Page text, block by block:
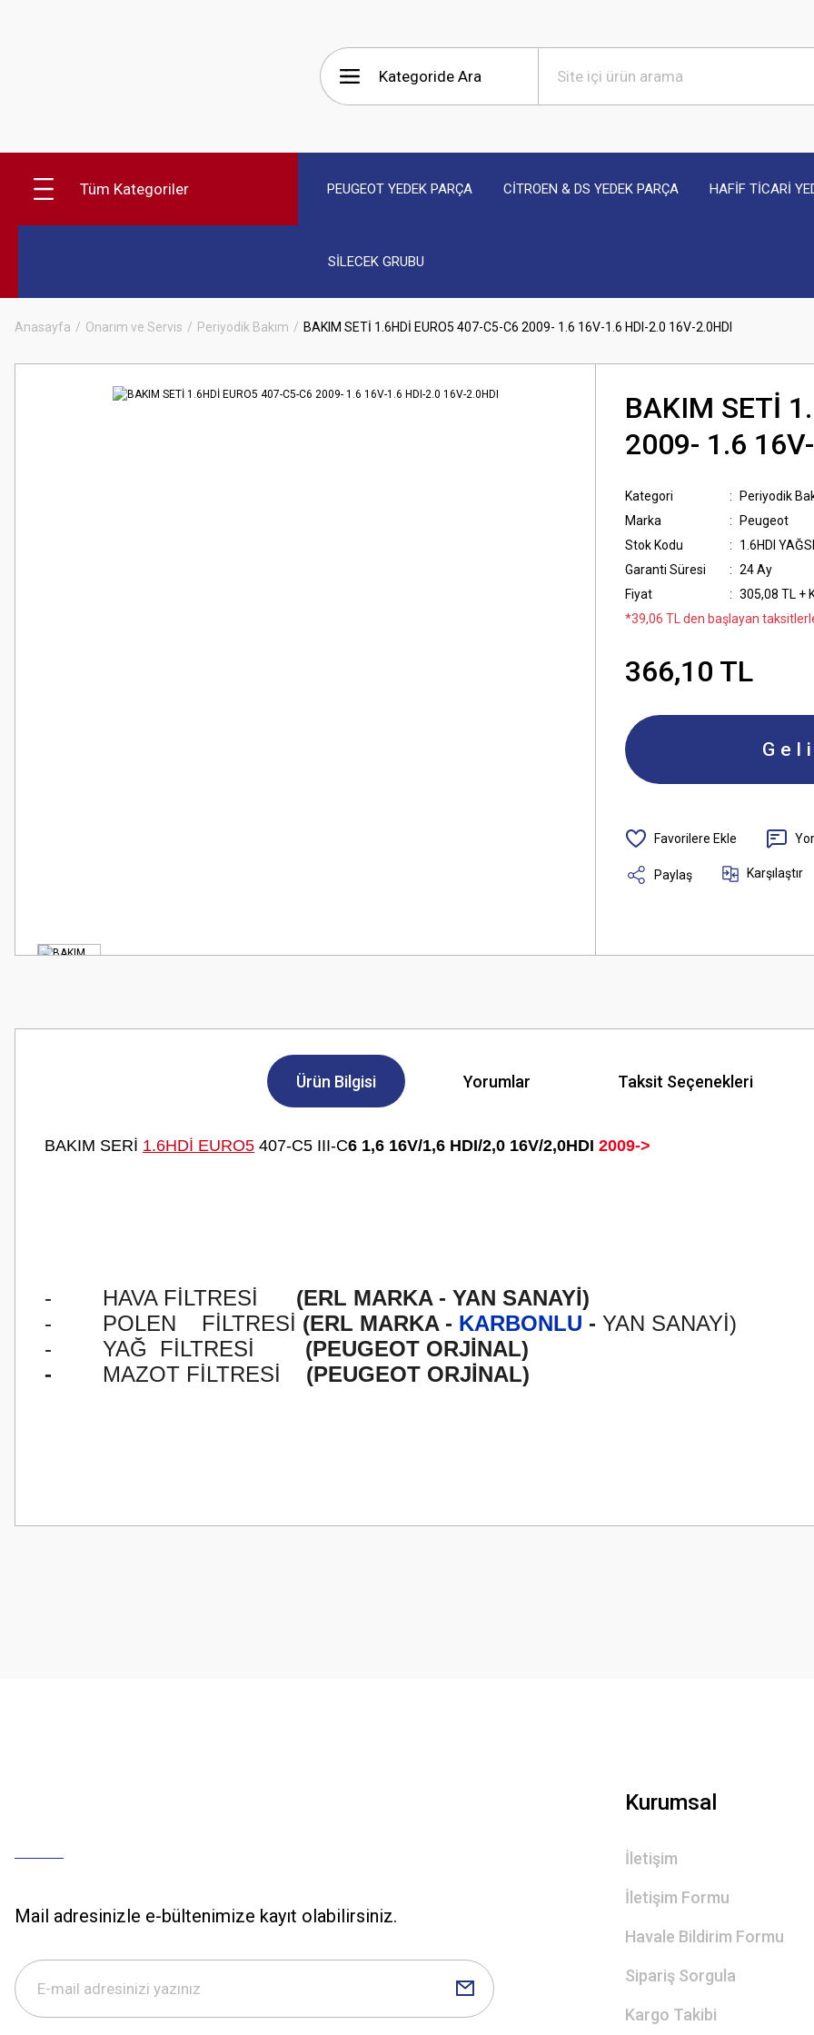
Tüm Kategoriler PEUGEOT YEDEK PARÇA CİTROEN & DS YEDEK PARÇA HAFİF TİCARİ
SİLECEK GRUBU
Anasayfa Onarım ve Servis Periyodik Bakım BAKIM SETİ 1.6HDİ EURO5 407-C5-C6 2009- 1.6 16V-1.6 HDI-2.0 16V-2.0HDI
BAKIM SETİ
2009- 1.6
Kategori
Periyodik
Marka
Peugeot
Stok Kodu
1.6HDI
Garanti Süresi
24 Ay
Fiyat
305,08 TL +
*39,06 TL den başlayan
366,10 TL
Paylaş Karşılaştır
Ürün Bilgisi Yorumlar Taksit Seçenekleri
BAKIM SERİ 1.6HDİ EURO5 407-C5 III-C6 1,6 16V/1,6 HDI/2,0 16V/2,0HDI 2009->
- HAVA FİLTRESİ (ERL MARKA - YAN SANAYİ)
-
POLEN FİLTRESİ (ERL MARKA - KARBONLU - YAN SANAYİ)
-
YAĞ FİLTRESİ
(PEUGEOT ORJİNAL)
-
MAZOT FİLTRESİ (PEUGEOT ORJİNAL)
Görüş ve önerileriniz için teşekkür ederiz.
Mail adresinizle e-bültenimize kayıt olabilirsiniz.
Kurumsal
İletişim
İletişim Formu
Havale Bildirim Formu
Sipariş Sorgula
Kargo Takibi